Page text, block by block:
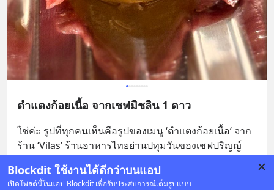
Blockdit ใช้งานได้ดีกว่าบนแอป
เปิดโพสต์นี้ในแอป Blockdit เพื่อรับประสบการณ์เต็มรูปแบบ
ตำแตงก้อยเนื้อ จากเชฟมิชลิน 1 ดาว
ใช่ค่ะ รูปที่ทุกคนเห็นคือรูปของเมนู ‘ตำแตงก้อยเนื้อ‘ จาก
ร้าน ‘Vilas’ ร้านอาหารไทยย่านปทุมวันของเชฟปริญญ์
ต่อ